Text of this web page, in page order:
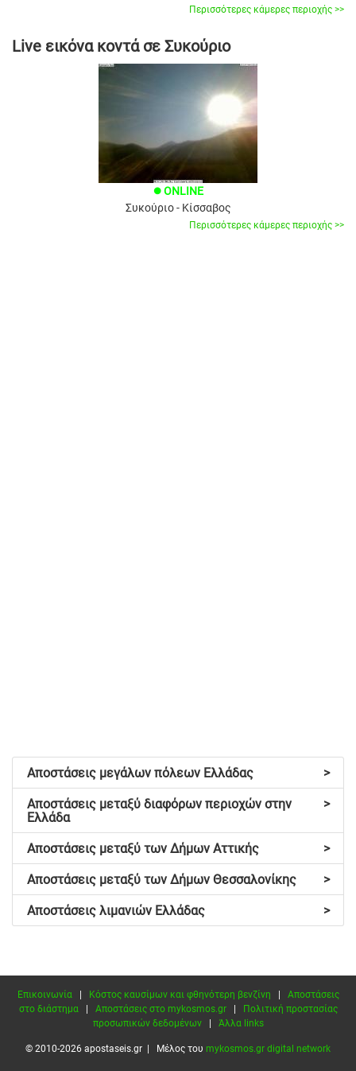
Περισσότερες κάμερες περιοχής >>
Live εικόνα κοντά σε Συκούριo
brightness_1 ONLINE
Συκούριο - Κίσσαβος
Περισσότερες κάμερες περιοχής >>
>
Αποστάσεις μεγάλων πόλεων Ελλάδας
>
Αποστάσεις μεταξύ διαφόρων περιοχών στην
Ελλάδα
>
Αποστάσεις μεταξύ των Δήμων Αττικής
>
Αποστάσεις μεταξύ των Δήμων Θεσσαλονίκης
>
Αποστάσεις λιμανιών Ελλάδας
Επικοινωνία| Κόστος καυσίμων και φθηνότερη βενζίνη
Αποστάσεις
στο διάστημα| Αποστάσεις στο mykosmos.gr|
Πολιτική προστασίας
προσωπικών δεδομένων| Άλλα links
© 2010-2026 apostaseis.gr | Μέλος του mykosmos.gr digital network